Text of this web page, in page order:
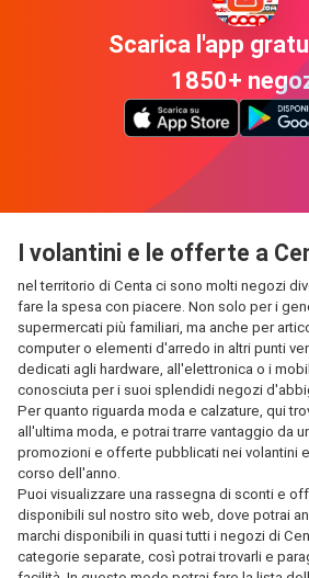
Scarica l'app
1850+
I volantini e le offerte a
nel territorio di Centa ci sono molti negozi
fare la spesa con piacere. Non solo per i
supermercati più familiari, ma anche per
computer o elementi d'arredo in altri punti
dedicati agli hardware, all'elettronica o i
conosciuta per i suoi splendidi negozi
Per quanto riguarda moda e calzature, qui
all'ultima moda, e potrai trarre vantaggio da
promozioni e offerte pubblicati nei volantini
corso dell'anno.
Puoi visualizzare una rassegna di sconti e
disponibili sul nostro sito web, dove potrai
marchi disponibili in quasi tutti i negozi di
categorie separate, così potrai trovarli e